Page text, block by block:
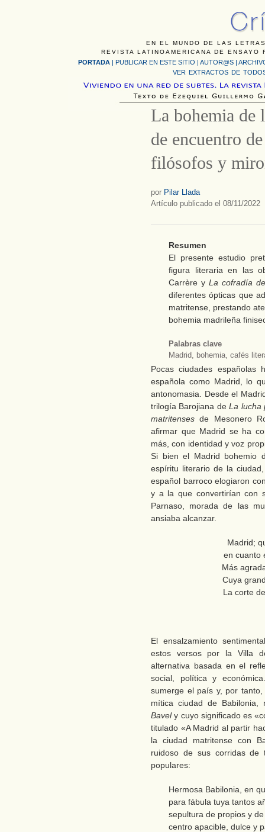
EN EL MUNDO DE LAS
REVISTA LATINOAMERICANA DE
PORTADA | PUBLICAR EN ESTE SITIO | AUTOR@S |
VER EXTRACTOS DE
La bohemia de
de encuentro
filósofos y
por Pilar Llada
Artículo publicado el 08/11/2022
Resumen
El presente estudio
figura literaria en las
Carrère y La cofradía
diferentes ópticas que
matritense, prestando
bohemia madrileña
Palabras clave
Madrid, bohemia, cafés
Pocas ciudades
española como Madrid, lo
antonomasia. Desde el
trilogía Barojiana deLa lucha
matritenses de Mesonero
afirmar que Madrid se ha
más, con identidad y voz
Si bien el Madrid bohemio
espíritu literario de la
español barroco elogiaron
y a la que convertirían con
Parnaso, morada de las
ansiaba alcanzar.
Madrid;
en cuanto
Más
Cuya
La corte
El ensalzamiento
estos versos por la Villa
alternativa basada en el
social, política y
sumerge el país y, por
mítica ciudad de Babilonia,
Bavely cuyo significado es
titulado «A Madrid al partir
la ciudad matritense con
ruidoso de sus corridas
populares:
Hermosa Babilonia, en
para fábula tuya tantos
sepultura de propios y
centro apacible, dulce y